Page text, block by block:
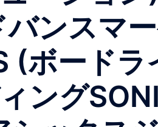
ンスマ
(ボード
ング